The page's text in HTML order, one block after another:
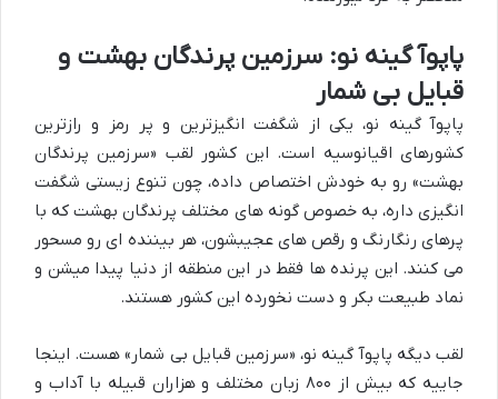
پاپوآ گینه نو: سرزمین پرندگان بهشت و
قبایل بی شمار
پاپوآ گینه نو، یکی از شگفت انگیزترین و پر رمز و رازترین
کشورهای اقیانوسیه است. این کشور لقب «سرزمین پرندگان
بهشت» رو به خودش اختصاص داده، چون تنوع زیستی شگفت
انگیزی داره، به خصوص گونه های مختلف پرندگان بهشت که با
پرهای رنگارنگ و رقص های عجیبشون، هر بیننده ای رو مسحور
می کنند. این پرنده ها فقط در این منطقه از دنیا پیدا میشن و
نماد طبیعت بکر و دست نخورده این کشور هستند.
لقب دیگه پاپوآ گینه نو، «سرزمین قبایل بی شمار» هست. اینجا
جاییه که بیش از ۸۰۰ زبان مختلف و هزاران قبیله با آداب و